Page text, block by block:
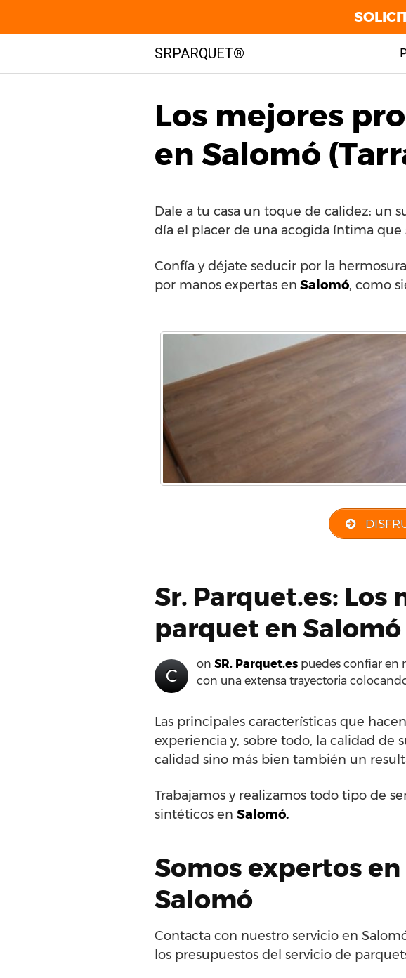
contenido
SRPARQUET®
Los mejores
en Salomó
Dale a tu casa un toque de calidez: un
día el placer de una acogida íntima
Confía y déjate seducir por la
por manos expertas en Salomó, como
Sr. Parquet.es:
parquet en Salomó
C
on SR. Parquet.es puedes confiar en
con una extensa trayectoria
Las principales características que
experiencia y, sobre todo, la calidad de
calidad sino más bien también un
Trabajamos y realizamos todo tipo de
sintéticos en Salomó.
Somos expertos
Salomó
Contacta con nuestro servicio en
los presupuestos del servicio de